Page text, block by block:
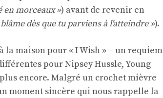
en morceaux ») avant de revenir en
dès que tu parviens à l'atteindre »).
la maison pour « I Wish » – un requiem
pour Nipsey Hussle, Young
encore. Malgré un crochet mièvre
moment sincère qui nous rappelle la